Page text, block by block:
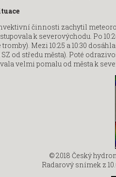
činnosti zachytil
k severovýchodu. Po
Mezi 10:25 a 10:30
od středu města). Poté
velmi pomalu od města k
© 2018 Český
Radarový snímek z